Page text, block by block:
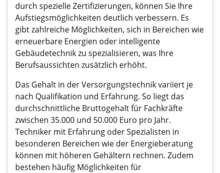
durch spezielle Zertifizierungen, können Sie Ihre
Aufstiegsmöglichkeiten deutlich verbessern. Es
gibt zahlreiche Möglichkeiten, sich in Bereichen wie
erneuerbare Energien oder intelligente
Gebäudetechnik zu spezialisieren, was Ihre
Berufsaussichten zusätzlich erhöht.
Das Gehalt in der Versorgungstechnik variiert je
nach Qualifikation und Erfahrung. So liegt das
durchschnittliche Bruttogehalt für Fachkräfte
zwischen 35.000 und 50.000 Euro pro Jahr.
Techniker mit Erfahrung oder Spezialisten in
besonderen Bereichen wie der Energieberatung
können mit höheren Gehältern rechnen. Zudem
bestehen häufig Möglichkeiten für